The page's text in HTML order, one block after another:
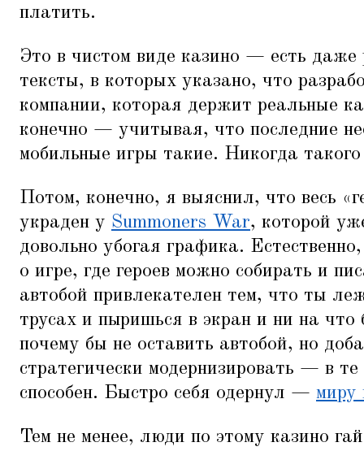
платить.
Это в чистом виде казино — есть даже
тексты, в которых указано, что
компании, которая держит реальные
конечно — учитывая, что последние
мобильные игры такие. Никогда
Потом, конечно, я выяснил, что весь «
украден у Summoners War, которой
довольно убогая графика.
о игре, где героев можно собирать и
автобой привлекателен тем, что ты
трусах и пыришься в экран и ни на что
почему бы не оставить автобой, но
стратегически модернизировать — в
способен. Быстро себя одернул — миру
Тем не менее, люди по этому казино